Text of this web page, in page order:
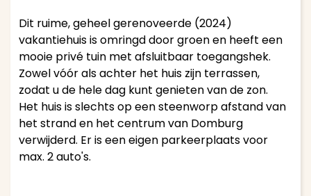
Dit ruime, geheel gerenoveerde (2024)
vakantiehuis is omringd door groen en heeft een
mooie privé tuin met afsluitbaar toegangshek.
Zowel vóór als achter het huis zijn terrassen,
zodat u de hele dag kunt genieten van de zon.
Het huis is slechts op een steenworp afstand van
het strand en het centrum van Domburg
verwijderd. Er is een eigen parkeerplaats voor
max. 2 auto's.